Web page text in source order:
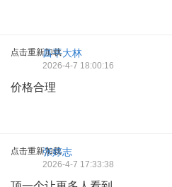
点击重新加载昌平大林
2026-4-7 18:00:16
价格合理
点击重新加载
张婷志
2026-4-7 17:33:38